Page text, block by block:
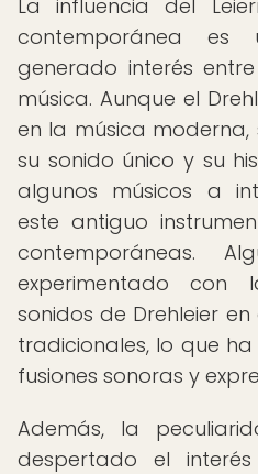
La influencia del
contemporánea
generado interés
música. Aunque el
en la música
su sonido único y su
algunos músicos a
este antiguo
contemporáneas.
experimentado con
sonidos de Drehleier
tradicionales, lo que
fusiones sonoras y
Además, la
despertado el